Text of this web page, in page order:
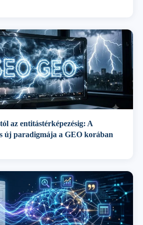
az entitástérképezésig: A
új paradigmája a GEO korában